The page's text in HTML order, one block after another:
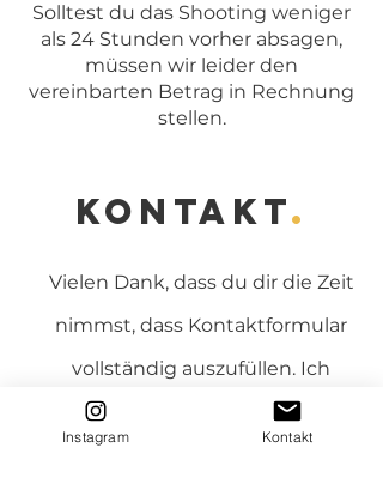
Solltest du das Shooting weniger
als 24 Stunden vorher absagen,
müssen wir leider den
vereinbarten Betrag in Rechnung
stellen.
Kontakt.
Vielen Dank, dass du dir die Zeit
nimmst, dass Kontaktformular
vollständig auszufüllen. Ich
schätzen dein Interesse und die
Instagram Kontakt